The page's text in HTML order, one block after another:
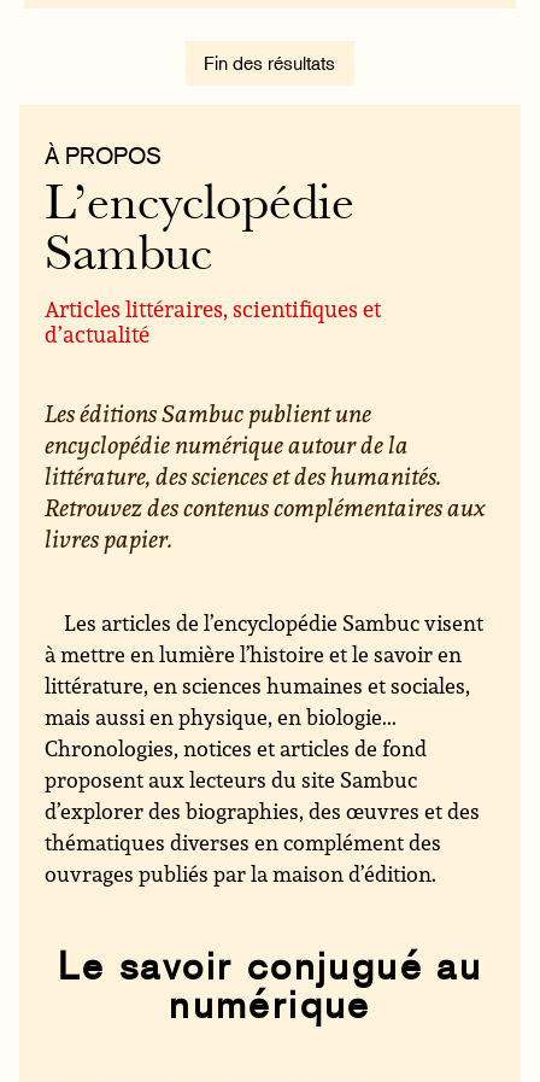
Fin des résultats
À PROPOS
L’encyclopédie
Sambuc
Articles littéraires, scientifiques et
d’actualité
Les éditions Sambuc publient une
encyclopédie numérique autour de la
littérature, des sciences et des humanités.
Retrouvez des contenus complémentaires aux
livres papier.
Les articles de l’encyclopédie Sambuc visent
à mettre en lumière l’histoire et le savoir en
littérature, en sciences humaines et sociales,
mais aussi en physique, en biologie...
Chronologies, notices et articles de fond
proposent aux lecteurs du site Sambuc
d’explorer des biographies, des œuvres et des
thématiques diverses en complément des
ouvrages publiés par la maison d’édition.
Le savoir conjugué au
numérique